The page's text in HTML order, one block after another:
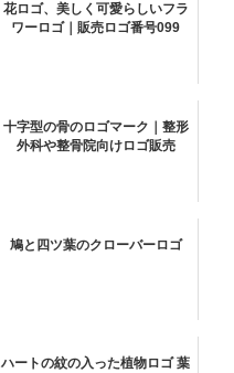
花ロゴ、美しく可愛らしいフラ
ワーロゴ｜販売ロゴ番号099
十字型の骨のロゴマーク｜整形
外科や整骨院向けロゴ販売
鳩と四ツ葉のクローバーロゴ
ハートの紋の入った植物ロゴ 葉